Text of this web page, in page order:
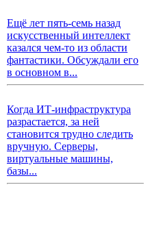
Ещё лет пять-семь назад
искусственный интеллект
казался чем-то из области
фантастики. Обсуждали его
в основном в...
Когда ИТ-инфраструктура
разрастается, за ней
становится трудно следить
вручную. Серверы,
виртуальные машины,
базы...